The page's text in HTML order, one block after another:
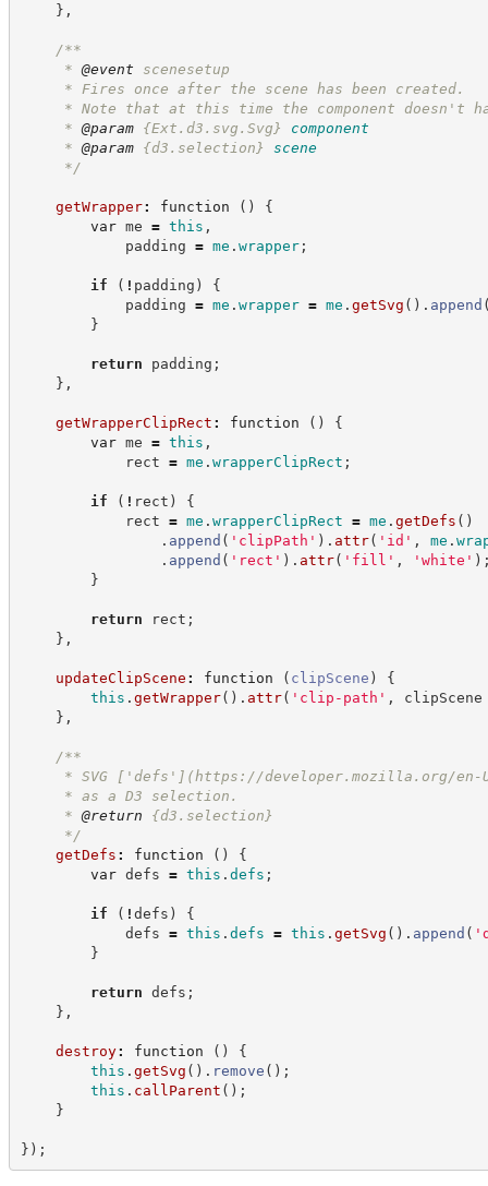
} ,
/**
* @event scenesetup
* Fires once after the scene has been created.
* Note that at this time the component doesn't
* @param {Ext.d3.svg.Svg}
component
* @param {d3.selection}
scene
*/
getWrapper: function ( )
{
var me = this ,
padding = me . wrapper;
if ( ! padding )
{
padding = me . wrapper = me . getSvg ( ) . append
}
return padding ;
} ,
getWrapperClipRect : function ( )
{
var me = this ,
rect = me . wrapperClipRect ;
if ( ! rect )
{
rect = me . wrapperClipRect = me . getDefs ( )
. append ( ' clipPath ' ) . attr( ' id ' , me .
. append ( ' rect ' ) . attr( ' fill ' , ' white ' )
}
return rect ;
} ,
updateClipScene : function ( clipScene )
{
this . getWrapper( ) . attr( ' clip-path ' ,
} ,
/**
* SVG ['defs'](https://developer.mozilla.org/en-
* as a D3 selection.
* @return
{d3.selection}
*/
getDefs : function ( )
{
var defs = this . defs ;
if ( ! defs )
{
defs = this . defs = this . getSvg ( ) . append ( '
}
return defs ;
} ,
destroy: function ( )
{
this . getSvg ( ) . remove ( ) ;
this . callParent ( ) ;
}
} ) ;